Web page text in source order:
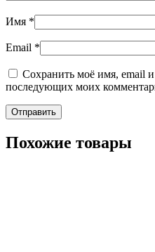
Имя *
Email *
Сохранить моё имя, email и
последующих моих
Похожие товары